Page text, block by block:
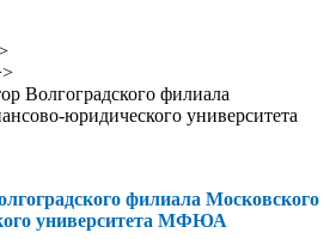
Волгоградского филиала
юридического университета
филиала Московского
университета МФЮА